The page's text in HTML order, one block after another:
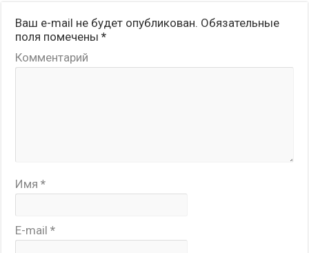
Ваш e-mail не будет опубликован. Обязательные
поля помечены*
Комментарий
Имя*
E-mail*